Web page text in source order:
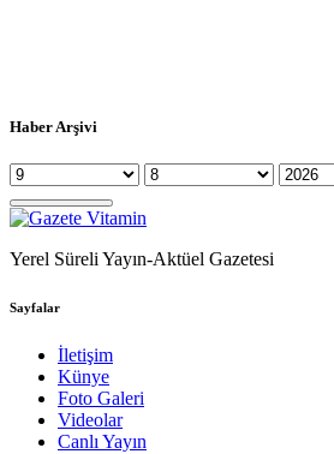
Haber Arşivi
Yerel Süreli Yayın-Aktüel Gazetesi
Sayfalar
İletişim
Künye
Foto Galeri
Videolar
Canlı Yayın